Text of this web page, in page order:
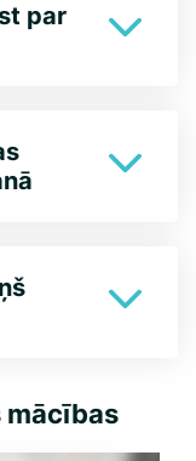
par
mācības